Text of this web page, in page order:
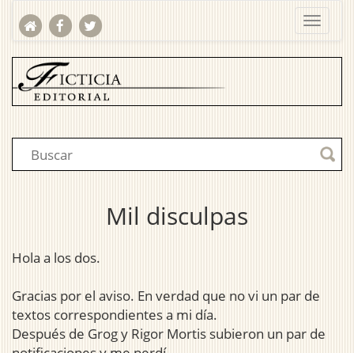
Mil disculpas
Hola a los dos.
Gracias por el aviso. En verdad que no vi un par de
textos correspondientes a mi día.
Después de Grog y Rigor Mortis subieron un par de